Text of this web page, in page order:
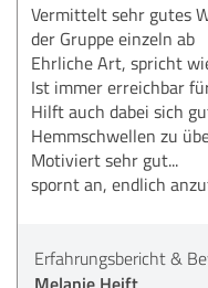
Vermittelt sehr gutes
der Gruppe einzeln ab
Ehrliche Art, spricht
Ist immer erreichbar
Hilft auch dabei sich
Hemmschwellen zu
Motiviert sehr gut...
spornt an, endlich
Erfahrungsbericht &
Melanie Heift